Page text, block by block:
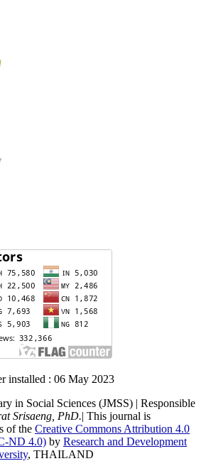
installed : 06 May 2023
in Social Sciences (JMSS) | Responsible
Srisaeng, PhD.| This journal is
of the Creative Commons Attribution 4.0
ND 4.0) by Research and Development
, THAILAND